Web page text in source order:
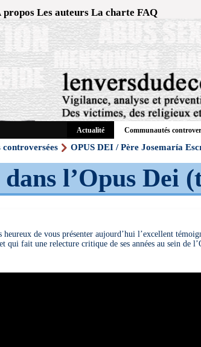
propos Les auteurs La charte FAQ
Actualité Communautés
controversées OPUS DEI / Père Josemaría
l’Opus Dei
heureux de vous présenter aujourd’hui l’excellent
qui fait une relecture critique de ses années au sein de